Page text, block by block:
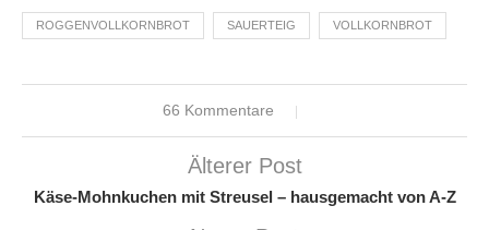
ROGGENVOLLKORNBROT SAUERTEIG VOLLKORNBROT
66 Kommentare
Älterer Post
Käse-Mohnkuchen mit Streusel – hausgemacht von A-Z